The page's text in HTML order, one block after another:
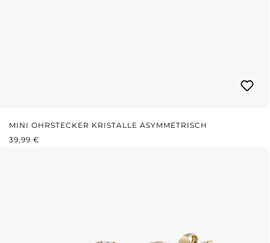
MINI OHRSTECKER KRISTALLE ASYMMETRISCH
REGULÄRER PREIS:
39,99 €